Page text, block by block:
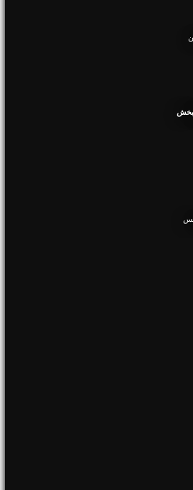
بخش